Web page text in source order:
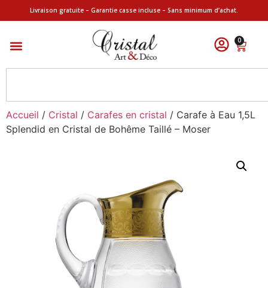
Livraison gratuite – Garantie casse incluse – Sans minimum d’achat.
0
Accueil / Cristal / Carafes en cristal / Carafe à Eau 1,5L
Splendid en Cristal de Bohême Taillé – Moser